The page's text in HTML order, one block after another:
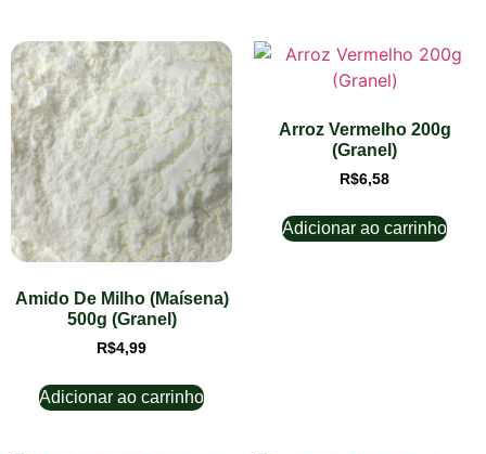
Amido De Milho (Maísena)
500g (Granel)
R$4,99
Adicionar ao carrinho
Arroz Vermelho 200g
(Granel)
R$6,58
Adicionar ao carrinho